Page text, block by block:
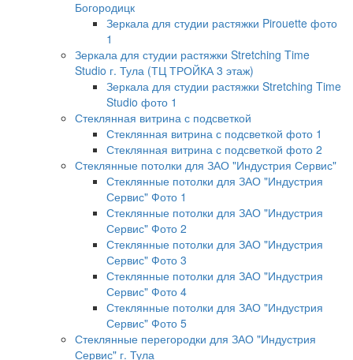
Богородицк
Зеркала для студии растяжки Pirouette фото
1
Зеркала для студии растяжки Stretching Time
Studio г. Тула (ТЦ ТРОЙКА 3 этаж)
Зеркала для студии растяжки Stretching Time
Studio фото 1
Стеклянная витрина с подсветкой
Стеклянная витрина с подсветкой фото 1
Стеклянная витрина с подсветкой фото 2
Стеклянные потолки для ЗАО "Индустрия Сервис"
Стеклянные потолки для ЗАО "Индустрия
Сервис" Фото 1
Стеклянные потолки для ЗАО "Индустрия
Сервис" Фото 2
Стеклянные потолки для ЗАО "Индустрия
Сервис" Фото 3
Стеклянные потолки для ЗАО "Индустрия
Сервис" Фото 4
Стеклянные потолки для ЗАО "Индустрия
Сервис" Фото 5
Стеклянные перегородки для ЗАО "Индустрия
Сервис" г. Тула